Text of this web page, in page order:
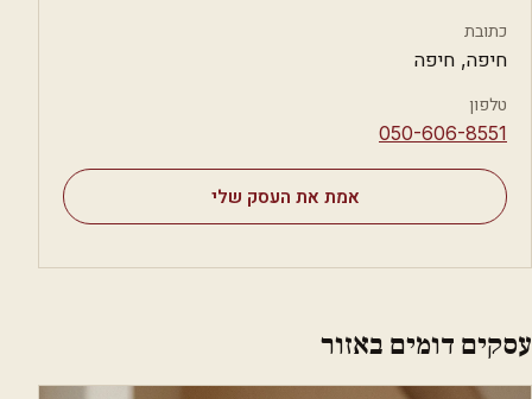
כתובת
חיפה, חיפה
טלפון
⁦050-606-8551⁩
אמת את העסק שלי
עסקים דומים באזור